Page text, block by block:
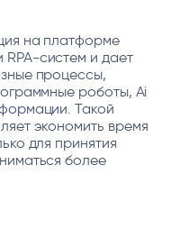
на платформе
систем и дает
процессы,
роботы, Ai
Такой
экономить время
для принятия
более